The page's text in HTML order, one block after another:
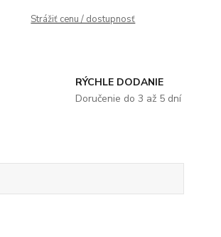
Strážiť cenu / dostupnosť
RÝCHLE DODANIE
Doručenie do 3 až 5 dní